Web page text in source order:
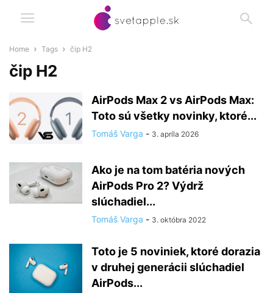
Home Tags čip H2
čip H2
AirPods Max 2 vs AirPods Max:
Toto sú všetky novinky, ktoré...
Tomáš Varga - 3. apríla 2026
Ako je na tom batéria nových
AirPods Pro 2? Výdrž
slúchadiel...
Tomáš Varga - 3. októbra 2022
Toto je 5 noviniek, ktoré dorazia
v druhej generácii slúchadiel
AirPods...